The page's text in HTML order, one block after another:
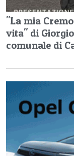
"La mia
vita" di
comunale di